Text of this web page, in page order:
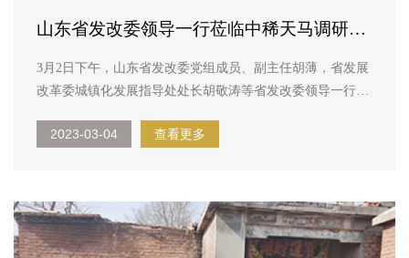
山东省发改委领导一行莅临中稀天马调研指
3月2日下午，山东省发改委党组成员、副主任胡薄，省发展
改革委城镇化发展指导处处长胡敬涛等省发改委领导一行莅
公司文化长廊，向各位领导介绍了公司发展历程及下一步的
2023-03-04 查看更多